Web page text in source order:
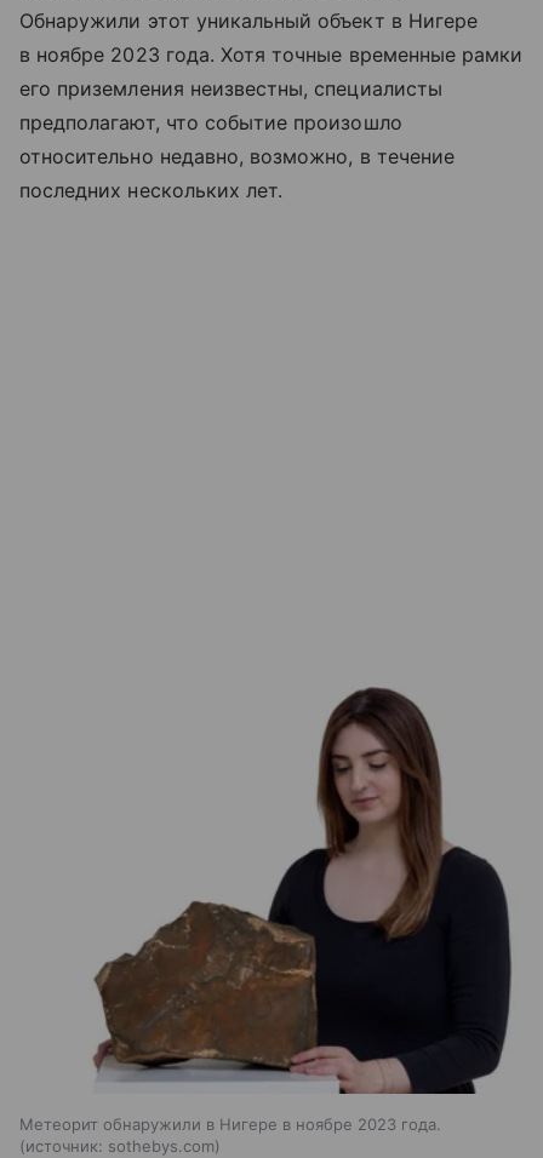
Обнаружили этот уникальный объект в Нигере
в ноябре 2023 года. Хотя точные временные рамки
его приземления неизвестны, специалисты
предполагают, что событие произошло
относительно недавно, возможно, в течение
последних нескольких лет.
Метеорит обнаружили в Нигере в ноябре 2023 года.
источник: sothebys.com